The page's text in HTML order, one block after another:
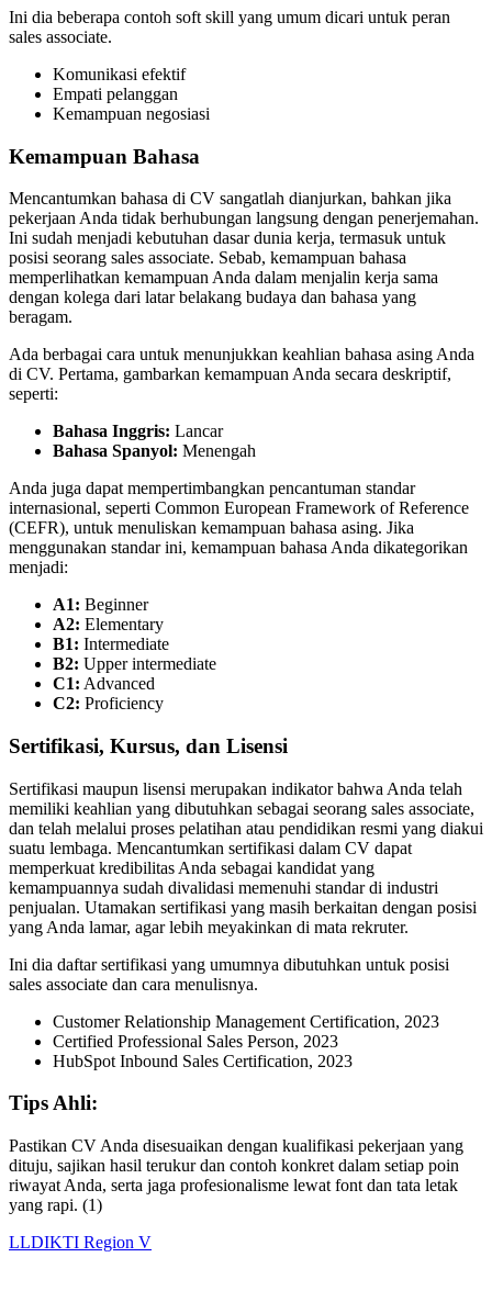
Ini dia beberapa contoh soft skill yang umum dicari untuk peran
sales associate.
Komunikasi efektif
Empati pelanggan
Kemampuan negosiasi
Kemampuan Bahasa
Mencantumkan bahasa di CV sangatlah dianjurkan, bahkan jika
pekerjaan Anda tidak berhubungan langsung dengan penerjemahan.
Ini sudah menjadi kebutuhan dasar dunia kerja, termasuk untuk
posisi seorang sales associate. Sebab, kemampuan bahasa
memperlihatkan kemampuan Anda dalam menjalin kerja sama
dengan kolega dari latar belakang budaya dan bahasa yang
beragam.
Ada berbagai cara untuk menunjukkan keahlian bahasa asing Anda
di CV. Pertama, gambarkan kemampuan Anda secara deskriptif,
seperti:
Bahasa Inggris: Lancar
Bahasa Spanyol: Menengah
Anda juga dapat mempertimbangkan pencantuman standar
internasional, seperti Common European Framework of Reference
(CEFR), untuk menuliskan kemampuan bahasa asing. Jika
menggunakan standar ini, kemampuan bahasa Anda dikategorikan
menjadi:
A1: Beginner
A2: Elementary
B1: Intermediate
B2: Upper intermediate
C1: Advanced
C2: Proficiency
Sertifikasi, Kursus, dan Lisensi
Sertifikasi maupun lisensi merupakan indikator bahwa Anda telah
memiliki keahlian yang dibutuhkan sebagai seorang sales associate,
dan telah melalui proses pelatihan atau pendidikan resmi yang diakui
suatu lembaga. Mencantumkan sertifikasi dalam CV dapat
memperkuat kredibilitas Anda sebagai kandidat yang
kemampuannya sudah divalidasi memenuhi standar di industri
penjualan. Utamakan sertifikasi yang masih berkaitan dengan posisi
yang Anda lamar, agar lebih meyakinkan di mata rekruter.
Ini dia daftar sertifikasi yang umumnya dibutuhkan untuk posisi
sales associate dan cara menulisnya.
Customer Relationship Management Certification, 2023
Certified Professional Sales Person, 2023
HubSpot Inbound Sales Certification, 2023
Tips Ahli:
Pastikan CV Anda disesuaikan dengan kualifikasi pekerjaan yang
dituju, sajikan hasil terukur dan contoh konkret dalam setiap poin
riwayat Anda, serta jaga profesionalisme lewat font dan tata letak
yang rapi. (1)
LLDIKTI Region V